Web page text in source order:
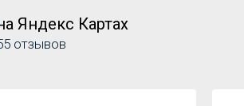
отзывов
Яндекс Картах